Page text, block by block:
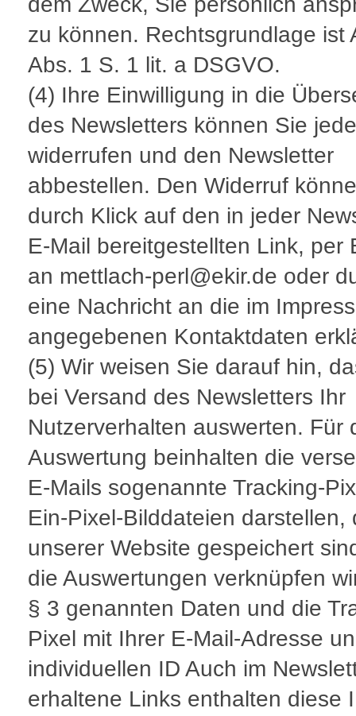
zu können. Rechtsgrundlage ist
Abs. 1 S. 1 lit. a DSGVO.
(4) Ihre Einwilligung in die
des Newsletters können Sie
widerrufen und den Newsletter
abbestellen. Den Widerruf
durch Klick auf den in jeder
E-Mail bereitgestellten Link, per
an mettlach-perl@ekir.de oder
eine Nachricht an die im
angegebenen Kontaktdaten
(5) Wir weisen Sie darauf hin,
bei Versand des Newsletters Ihr
Nutzerverhalten auswerten. Für
Auswertung beinhalten die
E-Mails sogenannte Tracking-
Ein-Pixel-Bilddateien darstellen,
unserer Website gespeichert
die Auswertungen verknüpfen
§ 3 genannten Daten und die
Pixel mit Ihrer E-Mail-Adresse
individuellen ID Auch im
erhaltene Links enthalten diese